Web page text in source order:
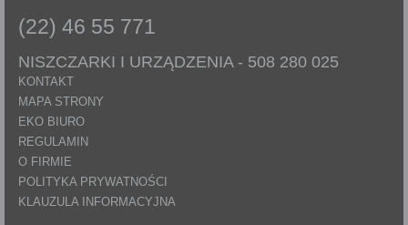
(22) 46 55 771
NISZCZARKI I URZĄDZENIA - 508 280 025
KONTAKT
MAPA STRONY
EKO BIURO
REGULAMIN
O FIRMIE
POLITYKA PRYWATNOŚCI
KLAUZULA INFORMACYJNA